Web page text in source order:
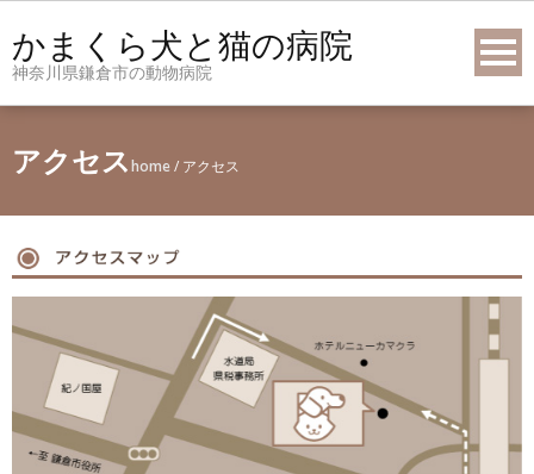
to
content
かまくら犬と猫の病院
神奈川県鎌倉市の動物病院
アクセスhome/ アクセス